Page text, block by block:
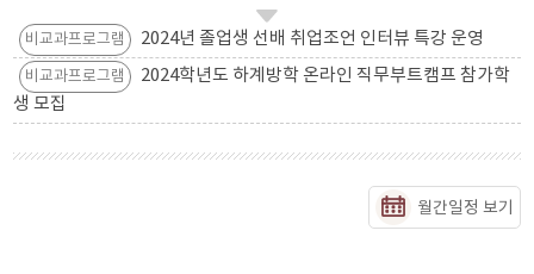
비교과프로그램 2024년 졸업생 선배 취업조언 인터뷰 특강 운영
비교과프로그램
2024학년도 하계방학 온라인 직무부트캠프 참가학
생 모집
월간일정 보기